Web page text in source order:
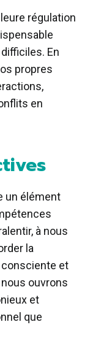
régulation
En
propres
en
un élément
à nous
la
consciente et
ouvrons
et
que